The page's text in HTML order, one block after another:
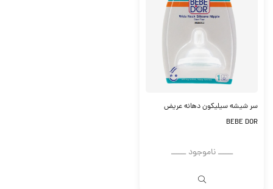
سر شیشه سیلیکون دهانه عریض
BEBE DOR
ــــــ ناموجود ــــــ